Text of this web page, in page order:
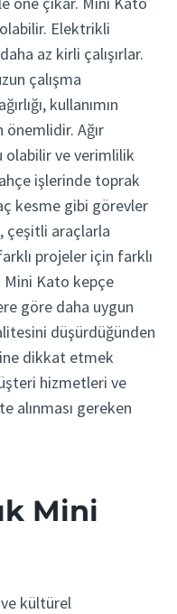
Elektrikli
az kirli çalışırlar.
çalışma
kullanımın
önemlidir. Ağır
olabilir ve verimlilik
işlerinde toprak
kesme gibi görevler
çeşitli araçlarla
projeler için farklı
Mini Kato kepçe
göre daha uygun
düşürdüğünden
dikkat etmek
hizmetleri ve
alınması gereken
Mini
kültürel